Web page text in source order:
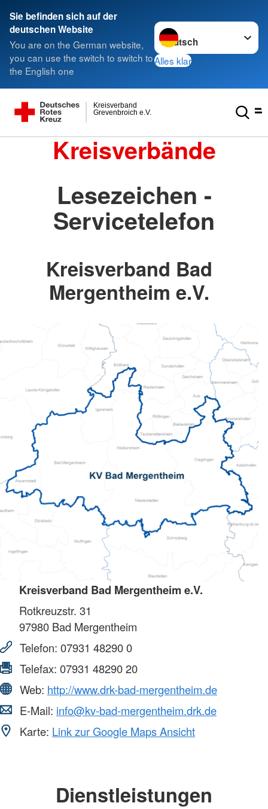
Sie befinden sich auf der
deutschen Website
You are on the German website,
you can use the switch to switch to
the English one
Sprache wechseln zu
Alles klar
Grevenbroich e.V.
Kreisverband
Kreisverbände
Lesezeichen -
Servicetelefon
Kreisverband Bad
Mergentheim e.V.
Kreisverband Bad Mergentheim e.V.
Rotkreuzstr. 31
97980 Bad Mergentheim
Telefon: 07931 48290 0
Telefax: 07931 48290 20
Web: http://www.drk-bad-mergentheim.de
E-Mail: info@kv-bad-mergentheim.drk.de
Karte: Link zur Google Maps Ansicht
Dienstleistungen